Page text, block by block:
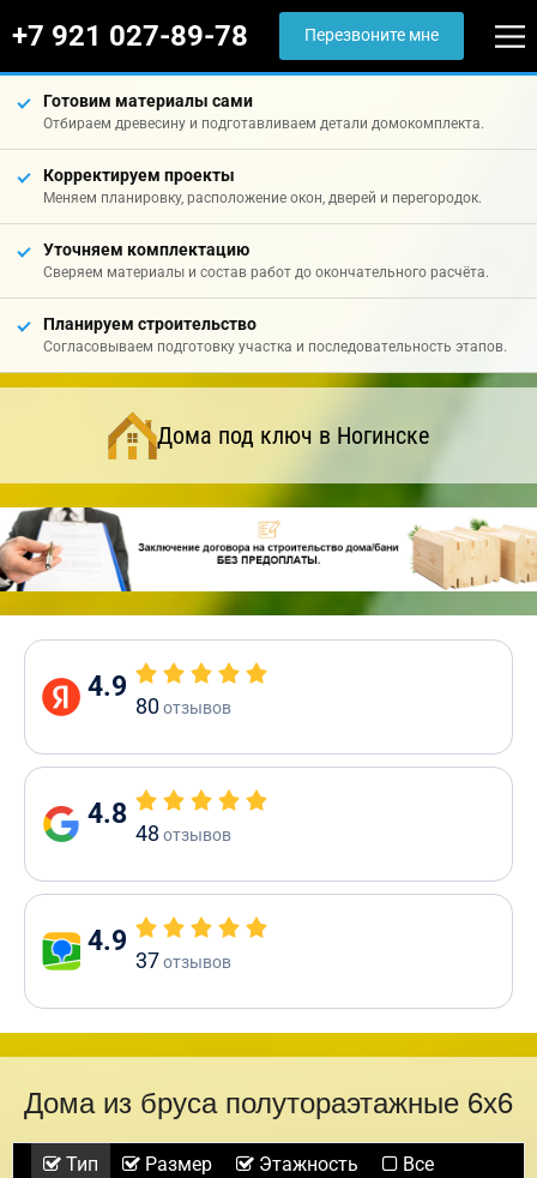
+7 921 027-89-78 Перезвоните мне
Готовим материалы сами
Отбираем древесину и подготавливаем детали домокомплекта.
Корректируем проекты
Меняем планировку, расположение окон, дверей и перегородок.
Уточняем комплектацию
Сверяем материалы и состав работ до окончательного расчёта.
Планируем строительство
Согласовываем подготовку участка и последовательность этапов.
Дома под ключ в Ногинске
4.9
80отзывов
4.8
48 отзывов
4.9
37отзывов
Дома из бруса полутораэтажные 6х6
Тип Размер Этажность Все